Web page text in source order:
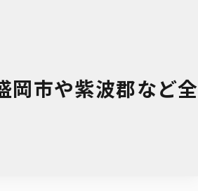
市や紫波郡など